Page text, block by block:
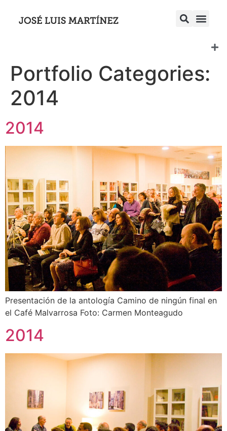
Portfolio Categories:
2014
2014
Presentación de la antología Camino de ningún final en
el Café Malvarrosa Foto: Carmen Monteagudo
2014